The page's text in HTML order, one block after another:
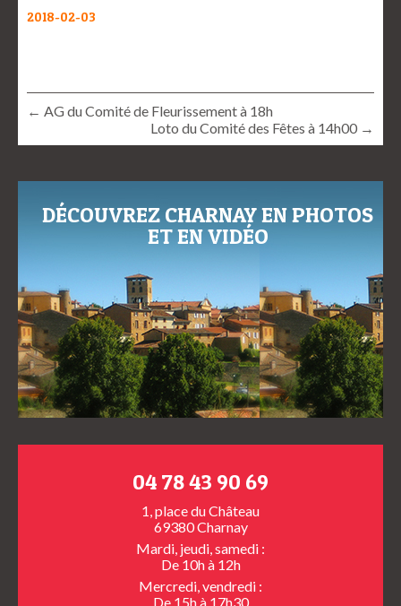
2018-02-03
← AG du Comité de Fleurissement à 18h
Loto du Comité des Fêtes à 14h00 →
DÉCOUVREZ CHARNAY EN PHOTOS
ET EN VIDÉO
04 78 43 90 69
1, place du Château
69380 Charnay
Mardi, jeudi, samedi :
De 10h à 12h
Mercredi, vendredi :
De 15h à 17h30